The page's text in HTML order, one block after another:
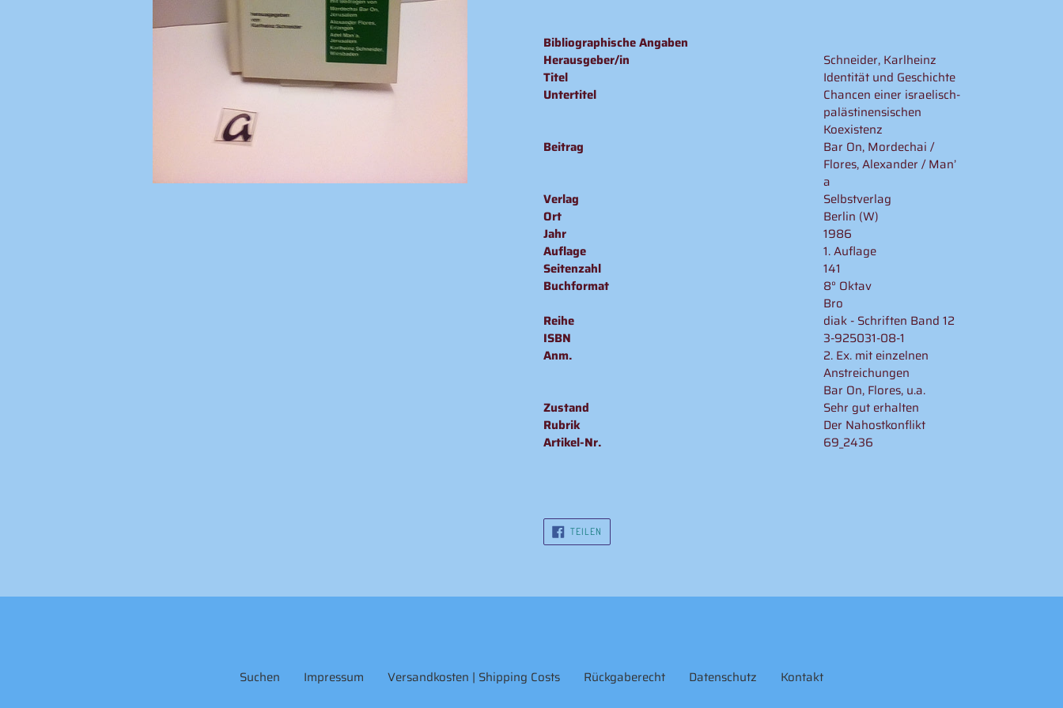
wird
zum
Warenkorb
hinzugefügt
Bibliographische Angaben
Herausgeber/in
Schneider, Karlheinz
Titel
Identität und Geschichte
Untertitel
Chancen einer israelisch-
palästinensischen
Koexistenz
Beitrag
Bar On, Mordechai /
Flores, Alexander / Man’
a
Verlag
Selbstverlag
Ort
Berlin (W)
Jahr
1986
Auflage
1. Auflage
Seitenzahl
141
Buchformat
8° Oktav
Bro
Reihe
diak - Schriften Band 12
ISBN
3-925031-08-1
Anm.
2. Ex. mit einzelnen
Anstreichungen
Bar On, Flores, u.a.
Zustand
Sehr gut erhalten
Rubrik
Der Nahostkonflikt
Artikel-Nr.
69_2436
TEILEN
TEILEN
Suchen Impressum Versandkosten | Shipping Costs Rückgaberecht Datenschutz Kontakt